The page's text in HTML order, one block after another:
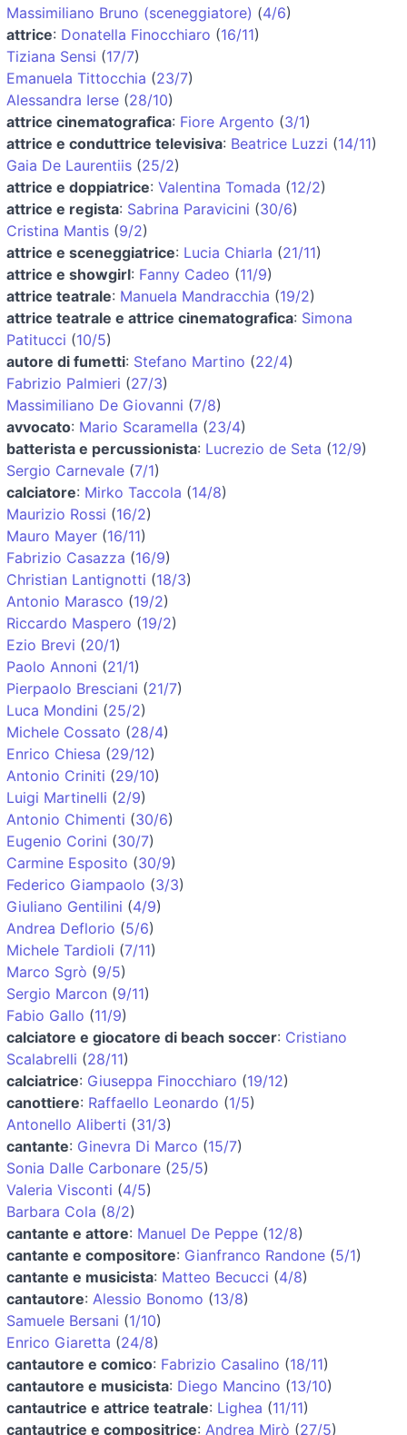
Massimiliano Bruno (sceneggiatore) (4/6)
attrice: Donatella Finocchiaro (16/11)
Tiziana Sensi (17/7)
Emanuela Tittocchia (23/7)
Alessandra Ierse (28/10)
attrice cinematografica: Fiore Argento (3/1)
attrice e conduttrice televisiva: Beatrice Luzzi (14/11)
Gaia De Laurentiis (25/2)
attrice e doppiatrice: Valentina Tomada (12/2)
attrice e regista: Sabrina Paravicini (30/6)
Cristina Mantis (9/2)
attrice e sceneggiatrice: Lucia Chiarla (21/11)
attrice e showgirl: Fanny Cadeo (11/9)
attrice teatrale: Manuela Mandracchia (19/2)
attrice teatrale e attrice cinematografica: Simona
Patitucci (10/5)
autore di fumetti: Stefano Martino (22/4)
Fabrizio Palmieri (27/3)
Massimiliano De Giovanni (7/8)
avvocato: Mario Scaramella (23/4)
batterista e percussionista: Lucrezio de Seta (12/9)
Sergio Carnevale (7/1)
calciatore: Mirko Taccola (14/8)
Maurizio Rossi (16/2)
Mauro Mayer (16/11)
Fabrizio Casazza (16/9)
Christian Lantignotti (18/3)
Antonio Marasco (19/2)
Riccardo Maspero (19/2)
Ezio Brevi (20/1)
Paolo Annoni (21/1)
Pierpaolo Bresciani (21/7)
Luca Mondini (25/2)
Michele Cossato (28/4)
Enrico Chiesa (29/12)
Antonio Criniti (29/10)
Luigi Martinelli (2/9)
Antonio Chimenti (30/6)
Eugenio Corini (30/7)
Carmine Esposito (30/9)
Federico Giampaolo (3/3)
Giuliano Gentilini (4/9)
Andrea Deflorio (5/6)
Michele Tardioli (7/11)
Marco Sgrò (9/5)
Sergio Marcon (9/11)
Fabio Gallo (11/9)
calciatore e giocatore di beach soccer: Cristiano
Scalabrelli (28/11)
calciatrice: Giuseppa Finocchiaro (19/12)
canottiere: Raffaello Leonardo (1/5)
Antonello Aliberti (31/3)
cantante: Ginevra Di Marco (15/7)
Sonia Dalle Carbonare (25/5)
Valeria Visconti (4/5)
Barbara Cola (8/2)
cantante e attore: Manuel De Peppe (12/8)
cantante e compositore: Gianfranco Randone (5/1)
cantante e musicista: Matteo Becucci (4/8)
cantautore: Alessio Bonomo (13/8)
Samuele Bersani (1/10)
Enrico Giaretta (24/8)
cantautore e comico: Fabrizio Casalino (18/11)
cantautore e musicista: Diego Mancino (13/10)
cantautrice e attrice teatrale: Lighea (11/11)
cantautrice e compositrice: Andrea Mirò (27/5)